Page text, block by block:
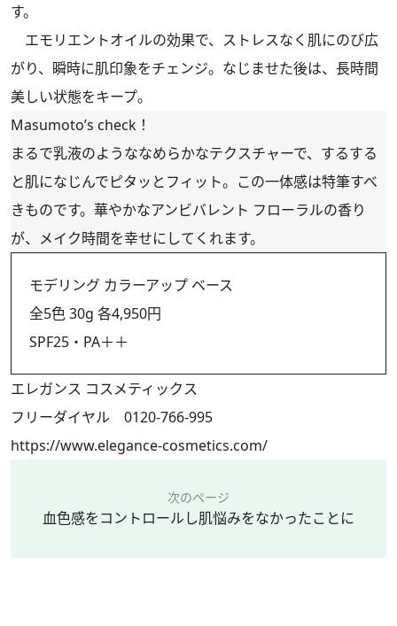
す。
エモリエントオイルの効果で、ストレスなく肌にのび広
がり、瞬時に肌印象をチェンジ。なじませた後は、長時間
美しい状態をキープ。
Masumoto’s check！
まるで乳液のようななめらかなテクスチャーで、するする
と肌になじんでピタッとフィット。この一体感は特筆すべ
きものです。華やかなアンビバレント フローラルの香り
が、メイク時間を幸せにしてくれます。
モデリング カラーアップ ベース
全5色 30g 各4,950円
SPF25・PA＋＋
エレガンス コスメティックス
フリーダイヤル 0120-766-995
https://www.elegance-cosmetics.com/
次のページ
血色感をコントロールし肌悩みをなかったことに